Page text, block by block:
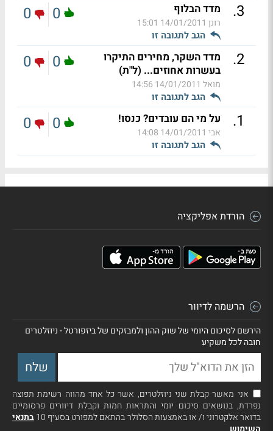
3
. מדד הבלוף
רונן 14/01/2011 15:01
הגב לתגובה זו
0
0
2
.
מדד השקר, מחירים התיקרו
בעשרות אחוזים... (ל"ת)
מואל 14/01/2011 14:56
הגב לתגובה זו
0
0
1
. על מי הם עובדים? כנסו!
אבי 14/01/2011 14:08
הגב לתגובה זו
0
0
הורדת אפליקציה
הרשמה לדיוור
הירשם לסיכום היומי של שוק ההון ולמבזקים של ביזפורטל - ניוזלטרים
חובה לכל משקיע
אני מאשר קבלת שני ניוזלטרים, אשר כל אחד מהווה רשימת תפוצה
נפרדת, בנושאים סיכום יומי והתראות חמות וקבלת דיוורים פרסומיים
בדואר אלקטרוני ו/ או באמצעות הסלולר בהתאם למפורט בסעיף 10
בתנאי